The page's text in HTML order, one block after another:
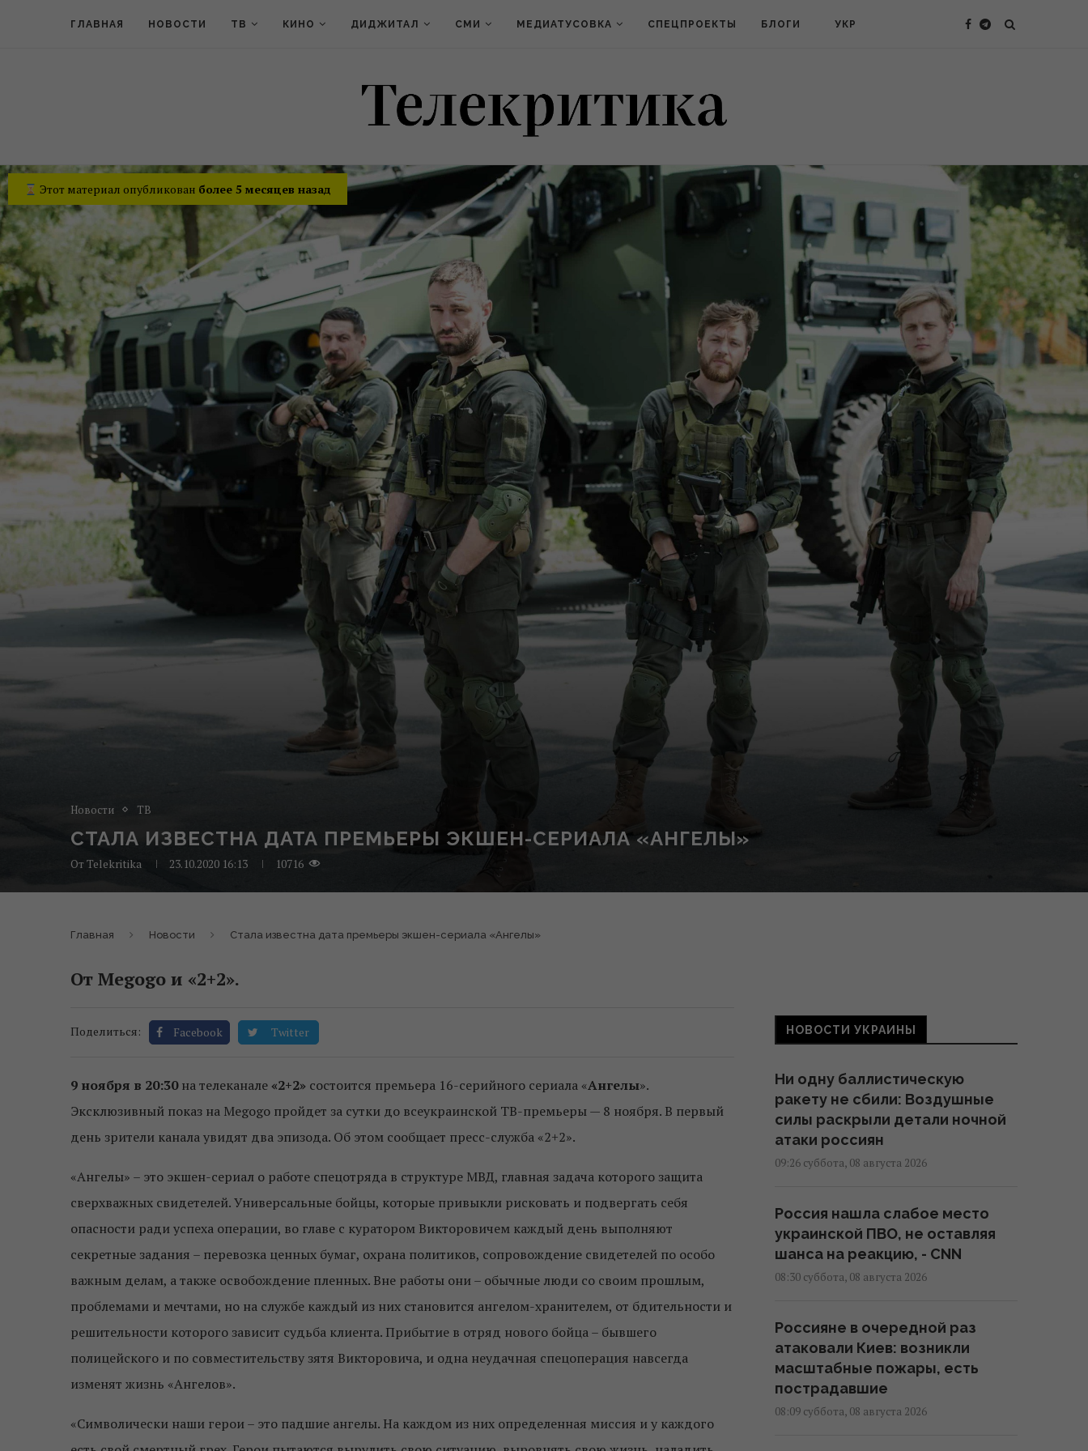
ГЛАВНАЯ НОВОСТИ ТВ КИНО ДИДЖИТАЛ СМИ МЕДИАТУСОВКА СПЕЦПРОЕКТЫ БЛОГИ УКР
Этот материал опубликован более 5 месяцев назад
Новости ТВ
СТАЛА ИЗВЕСТНА ДАТА ПРЕМЬЕРЫ ЭКШЕН-СЕРИАЛА «АНГЕЛЫ»
От Telekritika 23.10.2020 16:13 10716
Главная Новости Стала известна дата премьеры экшен-сериала «Ангелы»
От Megogo и «2+2».
Поделиться: Facebook Twitter
9 ноября в 20:30на телеканале «2+2» состоится премьера 16-серийного сериала «Ангелы».
Эксклюзивный показ на Megogo пройдет за сутки до всеукраинской ТВ-премьеры — 8 ноября. В первый
день зрители канала увидят два эпизода. Об этом сообщает пресс-служба «2+2».
«Ангелы» – это экшен-сериал о работе спецотряда в структуре МВД, главная задача которого защита
сверхважных свидетелей. Универсальные бойцы, которые привыкли рисковать и подвергать себя
опасности ради успеха операции, во главе с куратором Викторовичем каждый день выполняют
секретные задания – перевозка ценных бумаг, охрана политиков, сопровождение свидетелей по особо
важным делам, а также освобождение пленных. Вне работы они – обычные люди со своим прошлым,
проблемами и мечтами, но на службе каждый из них становится ангелом-хранителем, от бдительности и
решительности которого зависит судьба клиента. Прибытие в отряд нового бойца – бывшего
полицейского и по совместительству зятя Викторовича, и одна неудачная спецоперация навсегда
изменят жизнь «Ангелов».
«Символически наши герои – это падшие ангелы. На каждом из них определенная миссия и у каждого
НОВОСТИ УКРАИНЫ
Ни одну баллистическую
ракету не сбили: Воздушные
силы раскрыли детали ночной
атаки россиян
09:26 суббота, 08 августа 2026
Россия нашла слабое место
украинской ПВО, не оставляя
шанса на реакцию, - CNN
08:30 суббота, 08 августа 2026
Россияне в очередной раз
атаковали Киев: возникли
масштабные пожары, есть
пострадавшие
08:09 суббота, 08 августа 2026